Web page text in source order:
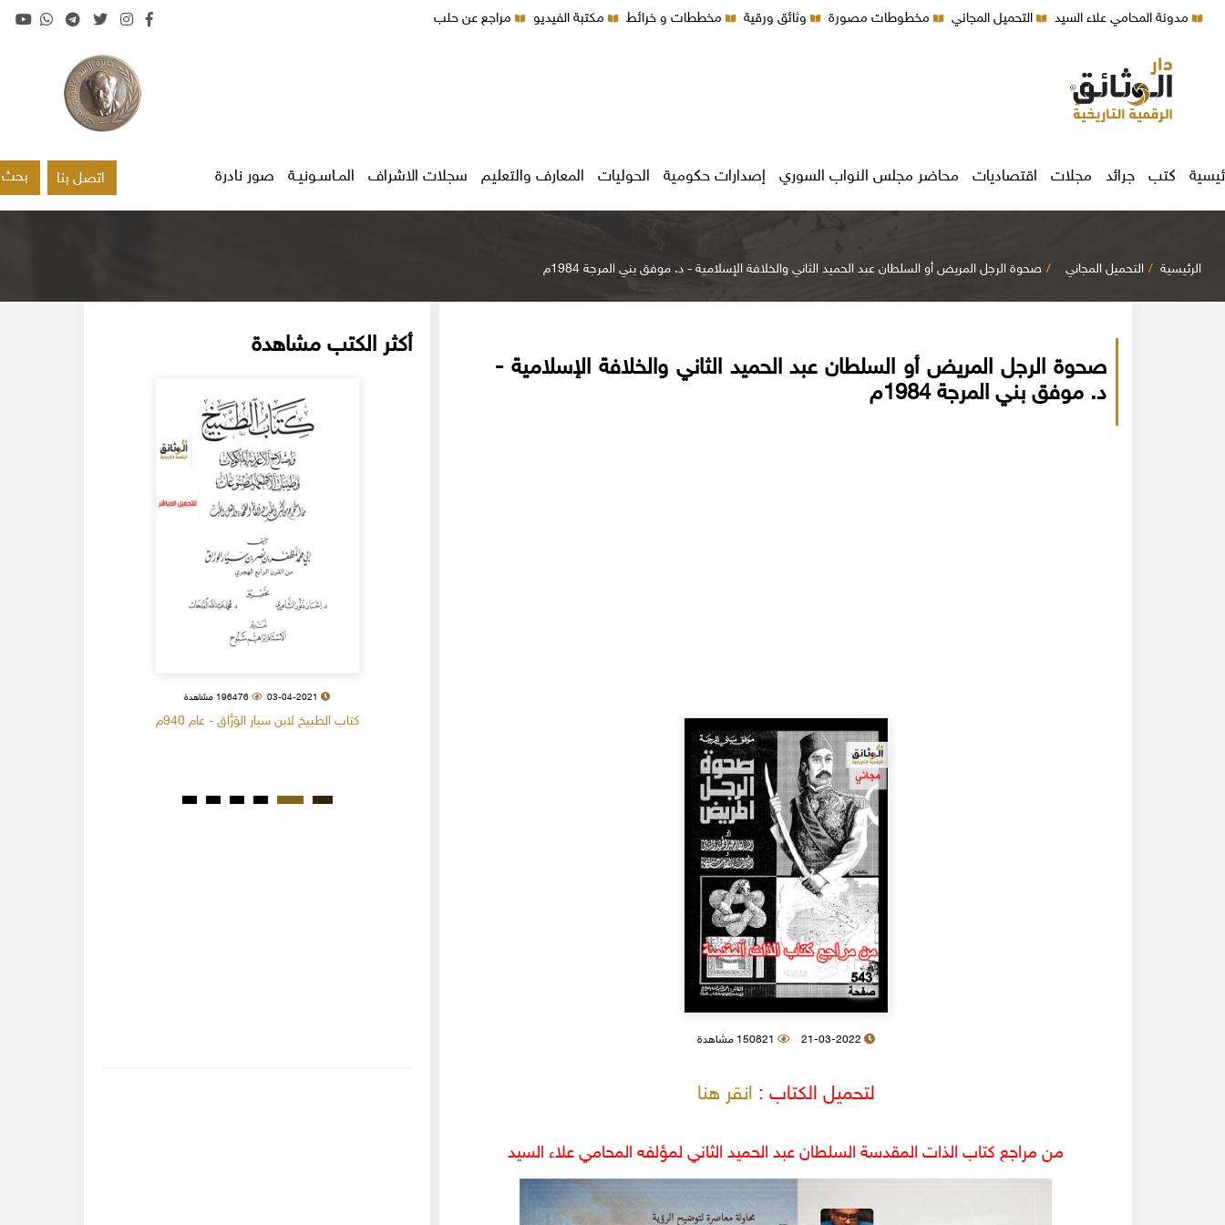
مدونة المحامي علاء السيد التحميل المجاني مخطوطات مصورة وثائق ورقية مخططات و خرائط مكتبة الفيديو مراجع عن حلب
كتب جرائد مجلات اقتصاديات محاضر مجلس النواب السوري إصدارات حكومية الحوليات المعارف والتعليم سجلات الاشراف المـاسـونيـة صور نادرة اتصل بنا بحث
الرئيسية التحميل المجاني صحوة الرجل المريض أو السلطان عبد الحميد الثاني والخلافة الإسلامية - د. موفق بني المرجة 1984م
صحوة الرجل المريض أو السلطان عبد الحميد الثاني والخلافة الإسلامية -
د. موفق بني المرجة 1984م
لتحميل الكتاب : انقر هنا
من مراجع كتاب الذات المقدسة السلطان عبد الحميد الثاني لمؤلفه المحامي علاء السيد
أكثر الكتب مشاهدة
كتاب نهر الذهب في تاريخ حلب - الاجزاء الثلاثة الطبعة
03-04-2021 196476 مشاهدة
كتاب الطبيخ لابن سيار الوَرَّاق - عام 940م